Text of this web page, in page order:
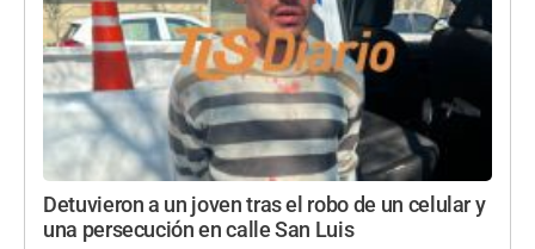
Detuvieron a un joven tras el robo de un celular y
una persecución en calle San Luis